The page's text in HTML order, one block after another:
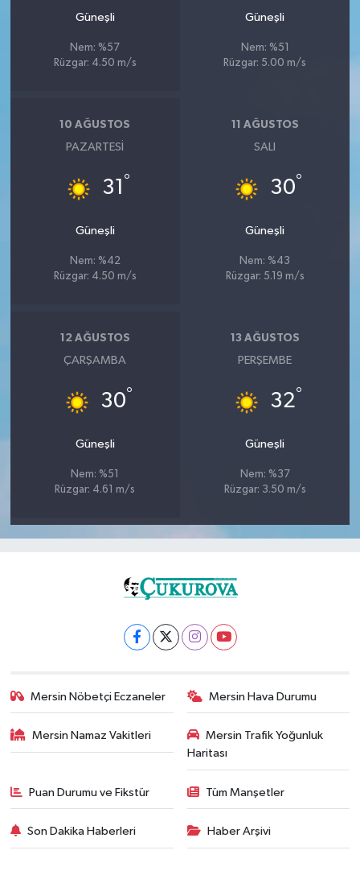
Güneşli
Nem: %57
Rüzgar: 4.50 m/s
Güneşli
Nem: %51
Rüzgar: 5.00 m/s
10 AĞUSTOS
PAZARTESI
31 °
Güneşli
Nem: %42
Rüzgar: 4.50 m/s
11 AĞUSTOS
SALI
30°
Güneşli
Nem: %43
Rüzgar: 5.19 m/s
12 AĞUSTOS
ÇARŞAMBA
30°
Güneşli
Nem: %51
Rüzgar: 4.61 m/s
13 AĞUSTOS
PERŞEMBE
32°
Güneşli
Nem: %37
Rüzgar: 3.50 m/s
Mersin Nöbetçi Eczaneler Mersin Hava Durumu
Mersin Namaz Vakitleri
Mersin Trafik Yoğunluk
Haritası
Puan Durumu ve Fikstür Tüm Manşetler
Son Dakika Haberleri Haber Arşivi